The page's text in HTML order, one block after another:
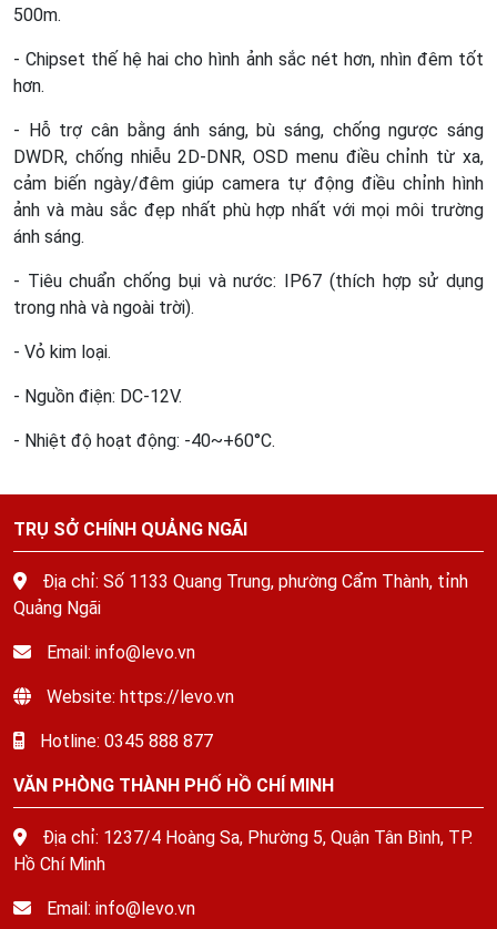
500m.
- Chipset thế hệ hai cho hình ảnh sắc nét hơn, nhìn đêm tốt
hơn.
- Hỗ trợ cân bằng ánh sáng, bù sáng, chống ngược sáng
DWDR, chống nhiễu 2D-DNR, OSD menu điều chỉnh từ xa,
cảm biến ngày/đêm giúp camera tự động điều chỉnh hình
ảnh và màu sắc đẹp nhất phù hợp nhất với mọi môi trường
ánh sáng.
- Tiêu chuẩn chống bụi và nước: IP67 (thích hợp sử dụng
trong nhà và ngoài trời).
- Vỏ kim loại.
- Nguồn điện: DC-12V.
- Nhiệt độ hoạt động: -40~+60°C.
TRỤ SỞ CHÍNH QUẢNG NGÃI
Địa chỉ: Số 1133 Quang Trung, phường Cẩm Thành, tỉnh
Quảng Ngãi
Email: info@levo.vn
Website: https://levo.vn
Hotline: 0345 888 877
VĂN PHÒNG THÀNH PHỐ HỒ CHÍ MINH
Địa chỉ: 1237/4 Hoàng Sa, Phường 5, Quận Tân Bình, TP.
Hồ Chí Minh
Email: info@levo.vn